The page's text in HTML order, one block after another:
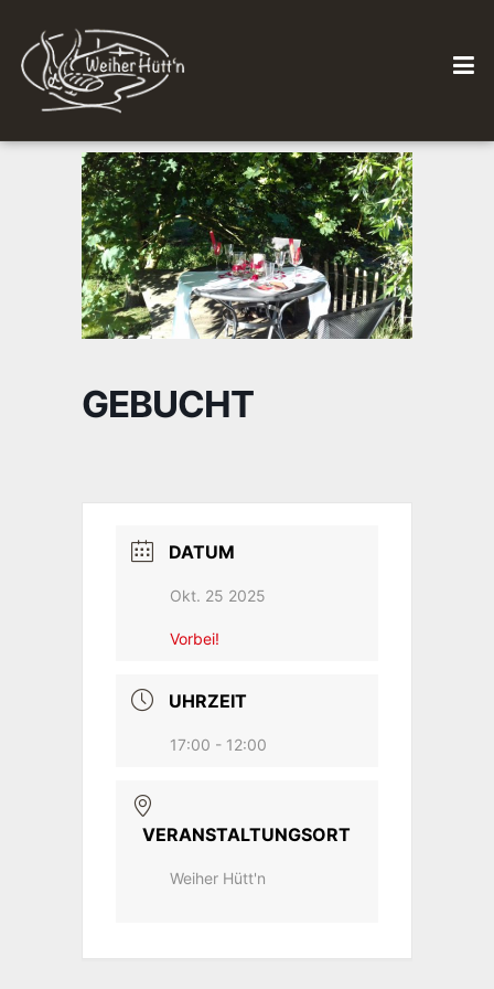
GEBUCHT
DATUM
Okt. 25 2025
Vorbei!
UHRZEIT
17:00 - 12:00
VERANSTALTUNGSORT
Weiher Hütt'n